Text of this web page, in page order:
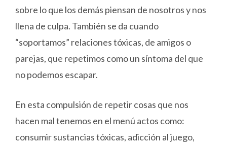
sobre lo que los demás piensan de nosotros y nos
llena de culpa. También se da cuando
“soportamos” relaciones tóxicas, de amigos o
parejas, que repetimos como un síntoma del que
no podemos escapar.
En esta compulsión de repetir cosas que nos
hacen mal tenemos en el menú actos como:
consumir sustancias tóxicas, adicción al juego,